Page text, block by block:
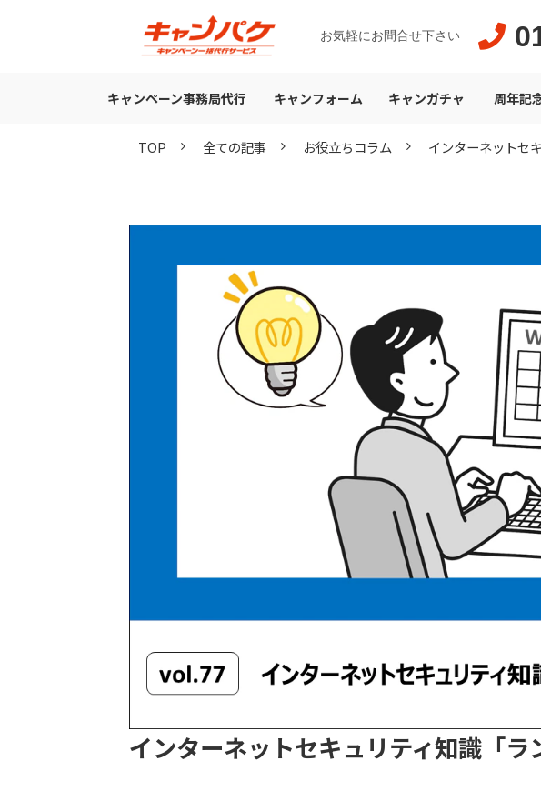
お気軽にお問合せ下さい
キャンペーン事務局代行 キャンフォーム キャンガチャ 周年記
TOP 全ての記事 お役立ちコラム インターネットセ
インターネットセキュリティ知識「ラ